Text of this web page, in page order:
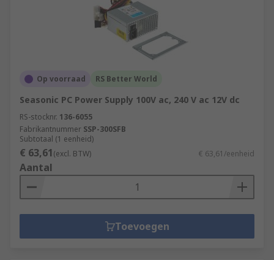
Op voorraad RS Better World
Seasonic PC Power Supply 100V ac, 240 V ac 12V dc
RS-stocknr. 136-6055
Fabrikantnummer SSP-300SFB
Subtotaal (1 eenheid)
€ 63,61(excl. BTW) € 63,61/eenheid
Aantal
Toevoegen